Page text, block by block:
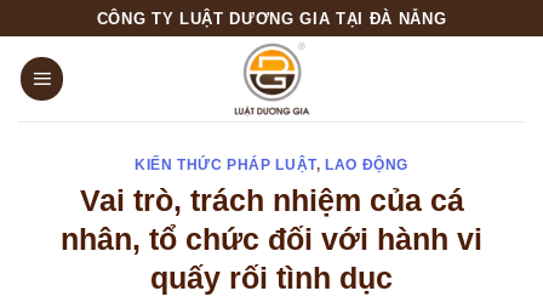
content
CÔNG TY LUẬT DƯƠNG GIA TẠI ĐÀ NẴNG
KIẾN THỨC PHÁP LUẬT, LAO ĐỘNG
Vai trò, trách nhiệm của cá
nhân, tổ chức đối với hành vi
quấy rối tình dục